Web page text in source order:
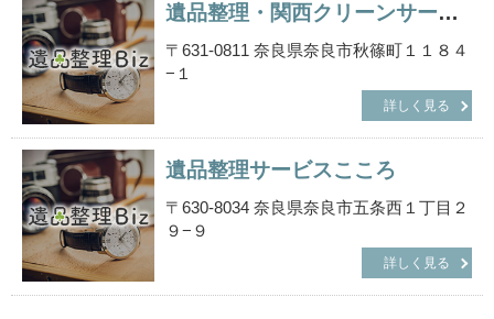
遺品整理・関西クリーンサービス
〒631-0811 奈良県奈良市秋篠町１１８４
−１
詳しく見る
遺品整理サービスこころ
〒630-8034 奈良県奈良市五条西１丁目２
９−９
詳しく見る